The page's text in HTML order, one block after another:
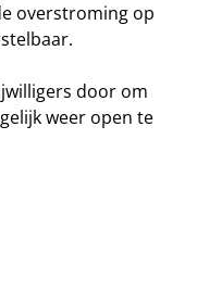
overstroming op
door om
weer open te